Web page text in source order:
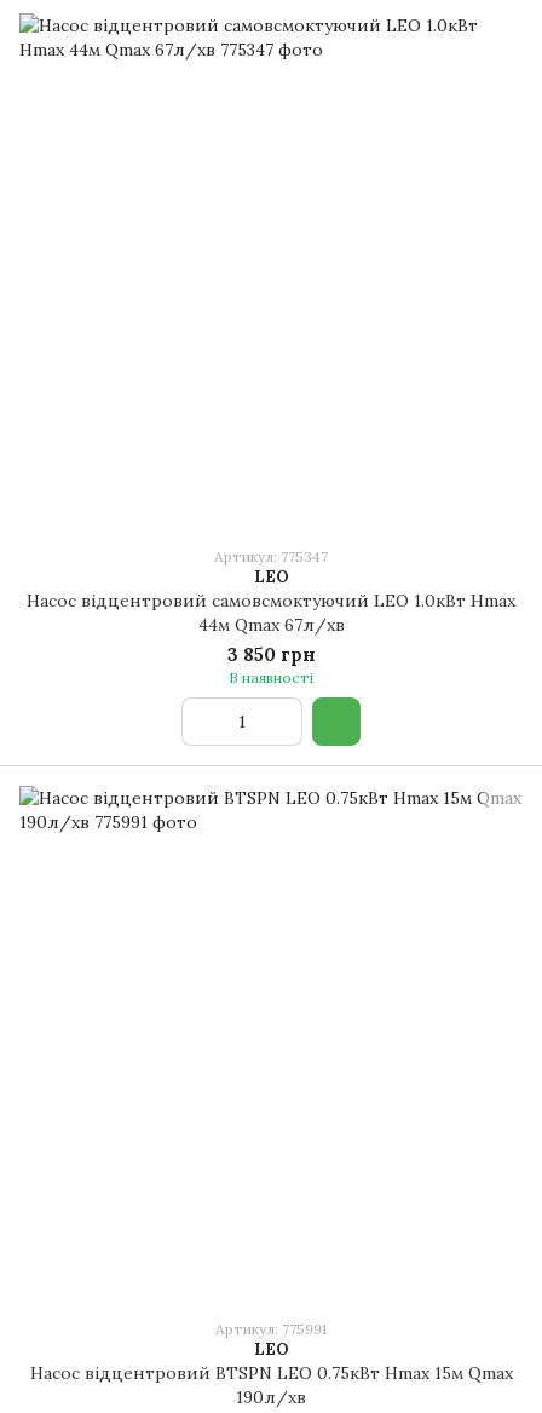
Артикул: 775347
LEO
Насос відцентровий самовсмоктуючий LEO 1.0кВт Hmax
44м Qmax 67л/хв
3 850 грн
В наявності
Артикул: 775991
LEO
Насос відцентровий BTSPN LEO 0.75кВт Hmax 15м Qmax
190л/хв